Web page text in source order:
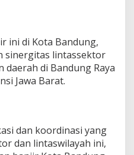
ini di Kota Bandung,
sinergitas lintassektor
di Bandung Raya
Jawa Barat.
dan koordinasi yang
dan lintaswilayah ini,